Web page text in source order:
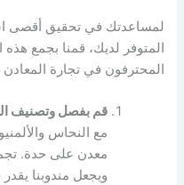
لمساعدتك في تحقيق أقصى
المتوفر لديك، قمنا بجمع هذه
المحترفون في تجارة المعادن
قم بفصل وتصنيف
مع النحاس
معدن على حدة.
ويجعل مندوبنا